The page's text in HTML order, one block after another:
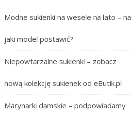
Modne sukienki na wesele na lato – na
jaki model postawić?
Niepowtarzalne sukienki – zobacz
nową kolekcję sukienek od eButik.pl
Marynarki damskie – podpowiadamy